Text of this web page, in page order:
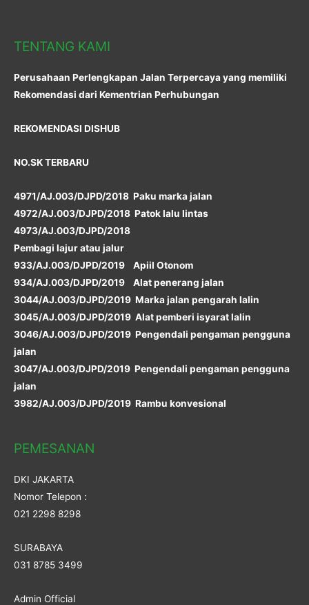
TENTANG KAMI
Perusahaan Perlengkapan Jalan Terpercaya yang memiliki
Rekomendasi dari Kementrian Perhubungan
REKOMENDASI DISHUB
NO.SK TERBARU
4971/AJ.003/DJPD/2018 Paku marka jalan
4972/AJ.003/DJPD/2018 Patok lalu lintas
4973/AJ.003/DJPD/2018
Pembagi lajur atau jalur
933/AJ.003/DJPD/2019 Apiil Otonom
934/AJ.003/DJPD/2019 Alat penerang jalan
3044/AJ.003/DJPD/2019 Marka jalan pengarah lalin
3045/AJ.003/DJPD/2019 Alat pemberi isyarat lalin
3046/AJ.003/DJPD/2019 Pengendali pengaman pengguna
jalan
3047/AJ.003/DJPD/2019 Pengendali pengaman pengguna
jalan
3982/AJ.003/DJPD/2019 Rambu konvesional
PEMESANAN
DKI JAKARTA
Nomor Telepon :
021 2298 8298
SURABAYA
031 8785 3499
Admin Official